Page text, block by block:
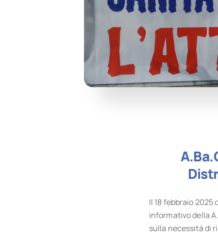
Il 18 febbraio
informativo della
sulla necessità di